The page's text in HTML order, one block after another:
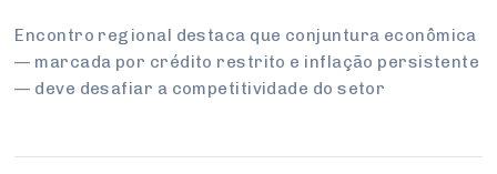
PROJETOS ESPECIAIS:
UM BRASIL
Internacional
Modernização do Estado
Inteligência Artificial
Empresas
Arbitragem e Mediação
Varejo
Sustentabilidade
Sobre
CONSELHOS
Conselho de Emprego e Relações do Trabalho
Encontro regional destaca que conjuntura econômica
— marcada por crédito restrito e inflação persistente
— deve desafiar a competitividade do setor